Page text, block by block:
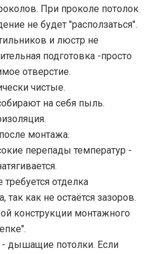
При проколе потолок
не будет "расползаться".
и люстр не
подготовка -просто
отверстие.
чистые.
на себя пыль.
монтажа.
перепады температур -
отделка
так как не остаётся зазоров.
конструкции монтажного
дышащие потолки. Если